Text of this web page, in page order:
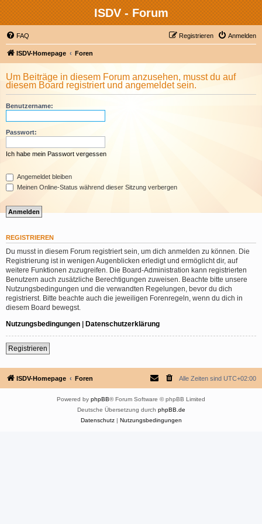
ISDV - Forum
FAQ Anmelden
Registrieren
ISDV-Homepage Foren
Um Beiträge in diesem Forum anzusehen, musst du auf
diesem Board registriert und angemeldet sein.
Benutzername:
Passwort:
Ich habe mein Passwort vergessen
Angemeldet bleiben
Meinen Online-Status während dieser Sitzung verbergen
REGISTRIEREN
Du musst in diesem Forum registriert sein, um dich anmelden zu können. Die
Registrierung ist in wenigen Augenblicken erledigt und ermöglicht dir, auf
weitere Funktionen zuzugreifen. Die Board-Administration kann registrierten
Benutzern auch zusätzliche Berechtigungen zuweisen. Beachte bitte unsere
Nutzungsbedingungen und die verwandten Regelungen, bevor du dich
registrierst. Bitte beachte auch die jeweiligen Forenregeln, wenn du dich in
diesem Board bewegst.
Nutzungsbedingungen | Datenschutzerklärung
Registrieren
ISDV-Homepage Foren Alle Zeiten sind UTC+02:00
Powered by phpBB® Forum Software © phpBB Limited
Deutsche Übersetzung durch phpBB.de
Datenschutz| Nutzungsbedingungen